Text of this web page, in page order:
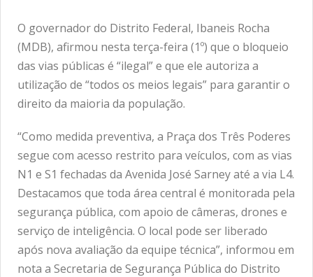
O governador do Distrito Federal, Ibaneis Rocha
(MDB), afirmou nesta terça-feira (1º) que o bloqueio
das vias públicas é “ilegal” e que ele autoriza a
utilização de “todos os meios legais” para garantir o
direito da maioria da população.
“Como medida preventiva, a Praça dos Três Poderes
segue com acesso restrito para veículos, com as vias
N1 e S1 fechadas da Avenida José Sarney até a via L4.
Destacamos que toda área central é monitorada pela
segurança pública, com apoio de câmeras, drones e
serviço de inteligência. O local pode ser liberado
após nova avaliação da equipe técnica”, informou em
nota a Secretaria de Segurança Pública do Distrito